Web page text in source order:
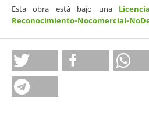
Esta obra está bajo una
Reconocimiento-Nocomercial-